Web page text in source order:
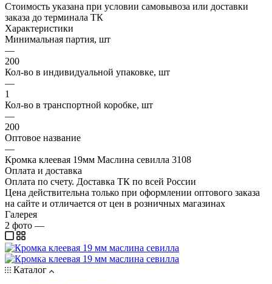
Стоимость указана при условии самовывоза или доставки
заказа до терминала ТК
Характеристики
Минимальная партия, шт
—
200
Кол-во в индивидуальной упаковке, шт
—
1
Кол-во в транспортной коробке, шт
—
200
Оптовое название
—
Кромка клеевая 19мм Маслина севилла 3108
Оплата и доставка
Оплата по счету. Доставка ТК по всей России
Цена действительна только при оформлении оптового заказа
на сайте и отличается от цен в розничных магазинах
Галерея
2 фото —
Каталог